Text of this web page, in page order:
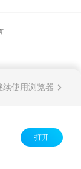
续使用浏览器
打开